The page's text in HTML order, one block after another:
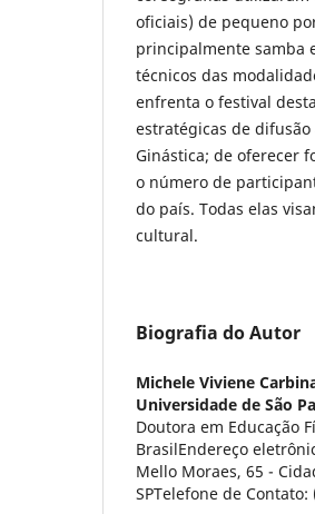
oficiais) de pequeno
principalmente samba
técnicos das
enfrenta o festival
estratégicas de
Ginástica; de oferecer
o número de
do país. Todas elas
cultural.
Biografia do Autor
Michele Viviene
Universidade de São
Doutora em Educação
BrasilEndereço
Mello Moraes, 65 -
SPTelefone de Contato: